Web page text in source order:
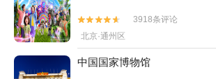


3918条评论
北京·通州区
中国国家博物馆